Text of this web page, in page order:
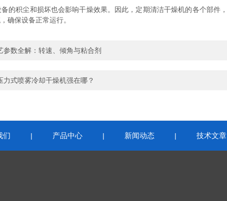
积尘和损坏也会影响干燥效果。因此，定期清洁干燥机的各个部件
确保设备正常运行。
参数全解：转速、倾角与粘合剂
力式喷雾冷却干燥机强在哪？
们 | 产品中心 | 新闻动态 | 技术文章